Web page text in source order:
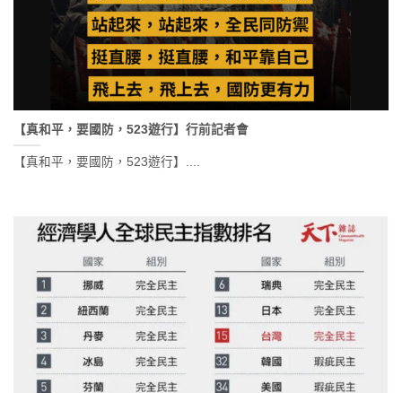
【真和平，要國防，523遊行】行前記者會
【真和平，要國防，523遊行】....